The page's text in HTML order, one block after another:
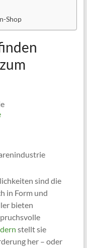
Shop
sind die
in Form und
bieten
stellt sie
her – oder